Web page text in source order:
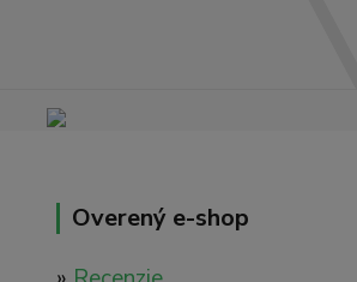
Overený e-shop